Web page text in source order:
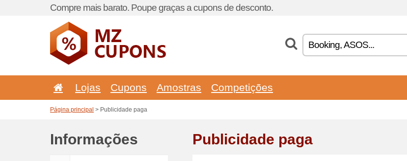
Compre mais barato. Poupe graças a cupons de desconto.
Lojas Cupons Amostras Competições
Página principal > Publicidade paga
Informações Publicidade paga